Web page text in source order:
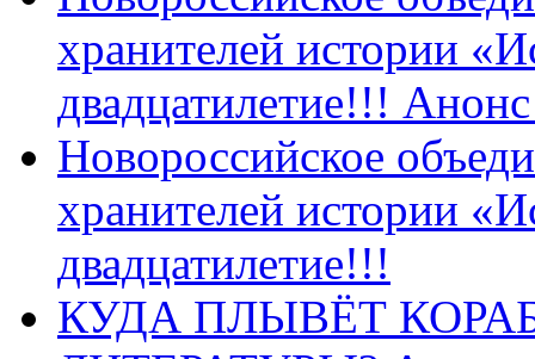
хранителей истории
двадцатилетие!!!
Новороссийское
хранителей истории
двадцатилетие!!!
КУДА ПЛЫВЁТ